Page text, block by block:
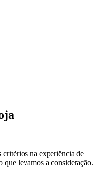
critérios na experiência de
que levamos a consideração.